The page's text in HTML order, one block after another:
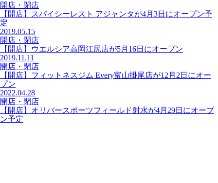
開店・閉店
【開店】スパイシーレスト アジャンタが4月3日にオープン予
定
2019.05.15
開店・閉店
【開店】ウエルシア高岡江尻店が5月16日にオープン
2019.11.11
開店・閉店
【開店】フィットネスジム Every富山掛尾店が12月2日にオー
プン
2022.04.28
開店・閉店
【開店】オリバースポーツフィールド射水が4月29日にオープ
ン予定